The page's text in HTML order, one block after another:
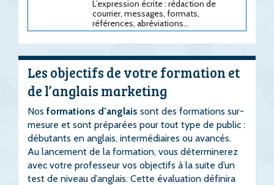
L’expression écrite : rédaction de
courrier, messages, formats,
références, abréviations…
Les objectifs de votre formation et
de l’anglais marketing
Nos formations d’anglais sont des formations sur-
mesure et sont préparées pour tout type de public :
débutants en anglais, intermédiaires ou avancés.
Au lancement de la formation, vous déterminerez
avec votre professeur vos objectifs à la suite d’un
test de niveau d’anglais. Cette évaluation définira